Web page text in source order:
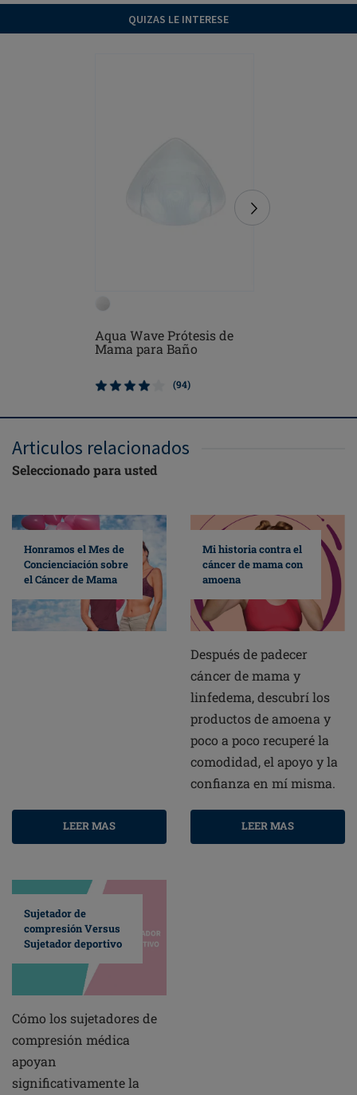
QUIZAS LE INTERESE
Aqua Wave Prótesis de
Mama para Baño
(94)
Articulos relacionados
Seleccionado para usted
Honramos el Mes de
Concienciación sobre
el Cáncer de Mama
LEER MAS
Mi historia contra el
cáncer de mama con
amoena
Después de padecer
cáncer de mama y
linfedema, descubrí los
productos de amoena y
poco a poco recuperé la
comodidad, el apoyo y la
confianza en mí misma.
LEER MAS
Sujetador de
compresión Versus
Sujetador deportivo
Cómo los sujetadores de
compresión médica
apoyan
significativamente la